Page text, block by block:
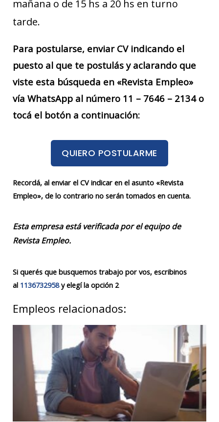
mañana o de 15 hs a 20 hs en turno
tarde.
Para postularse, enviar CV indicando el
puesto al que te postulás y aclarando que
viste esta búsqueda en «Revista Empleo»
vía WhatsApp al número 11 – 7646 – 2134 o
tocá el botón a continuación:
QUIERO POSTULARME
Recordá, al enviar el CV indicar en el asunto «Revista
Empleo», de lo contrario no serán tomados en cuenta.
Esta empresa está verificada por el equipo de
Revista Empleo.
Si querés que busquemos trabajo por vos, escribinos
al 1136732958y elegí la opción 2
Empleos relacionados: